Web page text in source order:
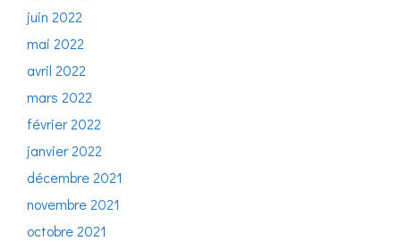
juin 2022
mai 2022
avril 2022
mars 2022
février 2022
janvier 2022
décembre 2021
novembre 2021
octobre 2021